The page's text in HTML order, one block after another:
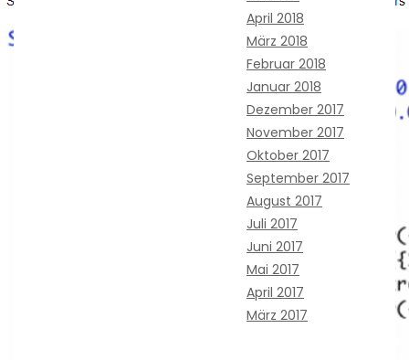
April 2018
März 2018
Februar 2018
Januar 2018
Dezember 2017
November 2017
Oktober 2017
September 2017
August 2017
Juli 2017
Juni 2017
Mai 2017
April 2017
März 2017